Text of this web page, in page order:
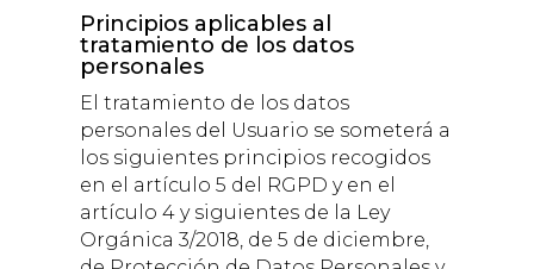
Principios aplicables al
tratamiento de los datos
personales
El tratamiento de los datos
personales del Usuario se someterá a
los siguientes principios recogidos
en el artículo 5 del RGPD y en el
artículo 4 y siguientes de la Ley
Orgánica 3/2018, de 5 de diciembre,